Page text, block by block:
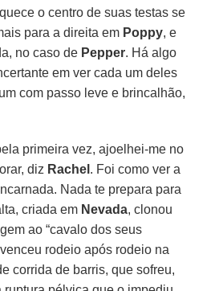
o centro de suas testas se
para a direita em Poppy, e
no caso de Pepper. Há algo
em ver cada um deles
com passo leve e brincalhão,
primeira vez, ajoelhei-me no
diz Rachel . Foi como ver a
Nada te prepara para
criada em Nevada, clonou
ao “cavalo dos seus
rodeio após rodeio na
corrida de barris, que sofreu,